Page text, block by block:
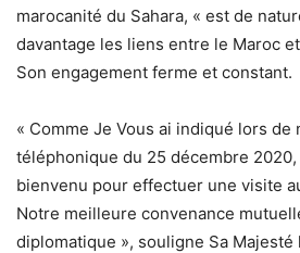
marocanité du Sahara, « est de
davantage les liens entre le Maroc
Son engagement ferme et constant.
« Comme Je Vous ai indiqué lors
téléphonique du 25 décembre 2020,
bienvenu pour effectuer une visite
Notre meilleure convenance
diplomatique », souligne Sa Majesté